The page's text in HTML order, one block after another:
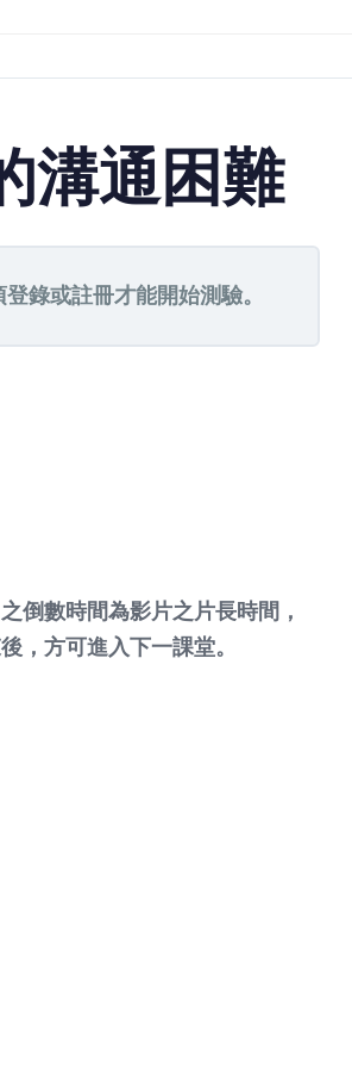
溝通困難
錄或註冊才能開始測驗。
倒數時間為影片之片長時間，
，方可進入下一課堂。